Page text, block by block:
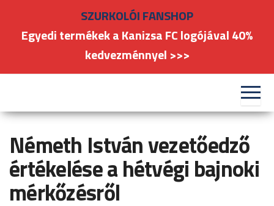
FC
#kanizsafoci
Németh István vezetőedző
értékelése a hétvégi bajnoki
mérkőzésről
SZURKOLÓI FANSHOP
Egyedi termékek a Kanizsa FC logójával 40%
kedvezménnyel >>>